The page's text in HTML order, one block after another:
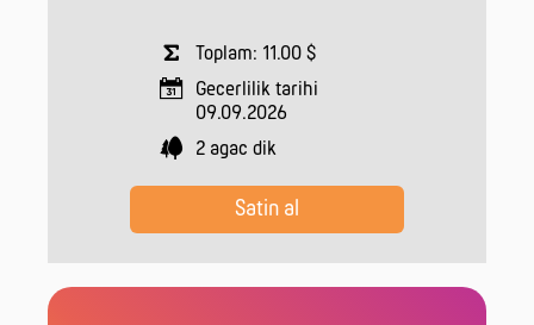
Toplam: 11.00 $
Gecerlilik tarihi
09.09.2026
2 agac dik
Satin al